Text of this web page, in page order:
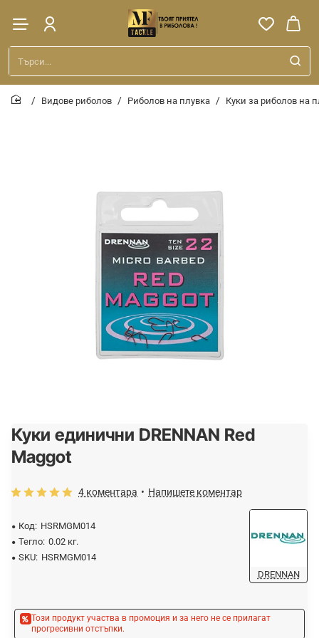
Търси...
Видове риболов Риболов на плувка Куки за риболов на
-20%
Куки единични DRENNAN Red
Maggot
Код: HSRMGM014
Тегло: 0.02 кг.
SKU: HSRMGM014
DRENNAN
4 коментара • Напишете коментар
Този продукт участва в промоция и за него не се прилагат
прогресивни отстъпки.